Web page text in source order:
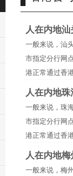
人在内地
一般来说，汕
市指定分行网
港正常通过香
人在内地
一般来说，珠
市指定分行网
港正常通过香
人在内地
一般来说，梅